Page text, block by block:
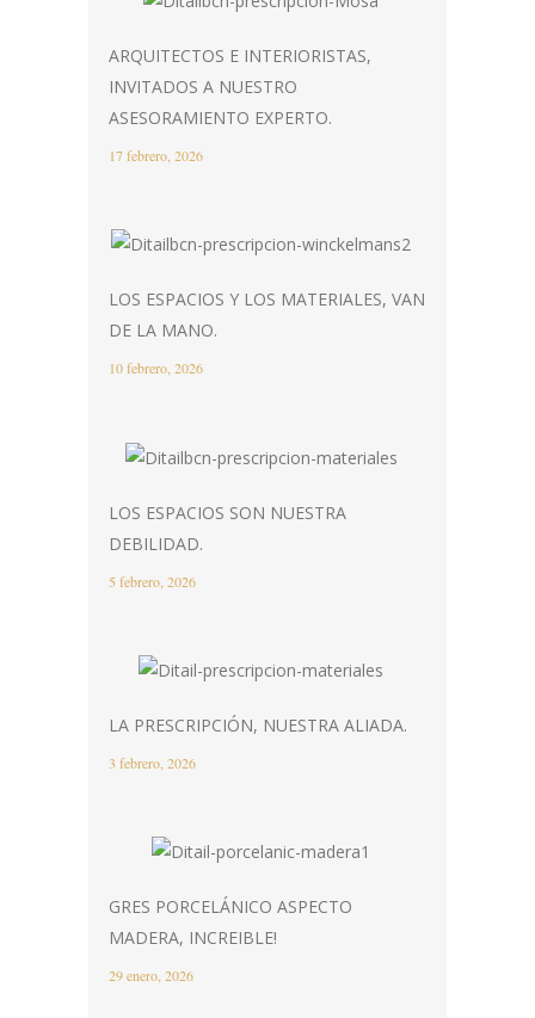
ARQUITECTOS E INTERIORISTAS,
INVITADOS A NUESTRO
ASESORAMIENTO EXPERTO.
17 febrero, 2026
LOS ESPACIOS Y LOS MATERIALES, VAN
DE LA MANO.
10 febrero, 2026
LOS ESPACIOS SON NUESTRA
DEBILIDAD.
5 febrero, 2026
LA PRESCRIPCIÓN, NUESTRA ALIADA.
3 febrero, 2026
GRES PORCELÁNICO ASPECTO
MADERA, INCREIBLE!
29 enero, 2026